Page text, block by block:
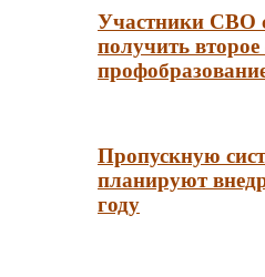
Участники СВО
получить второе
Пропускную
планируют
году